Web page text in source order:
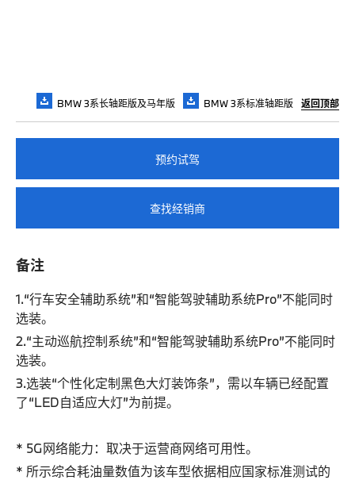
BMW 3系长轴距版及马年版 BMW 3系标准轴距版 返回顶部
预约试驾
查找经销商
备注
1.“行车安全辅助系统”和“智能驾驶辅助系统Pro”不能同时
选装。
2.“主动巡航控制系统”和“智能驾驶辅助系统Pro”不能同时
选装。
3.选装“个性化定制黑色大灯装饰条”，需以车辆已经配置
了“LED自适应大灯”为前提。
* 5G网络能力：取决于运营商网络可用性。
* 所示综合耗油量数值为该车型依据相应国家标准测试的